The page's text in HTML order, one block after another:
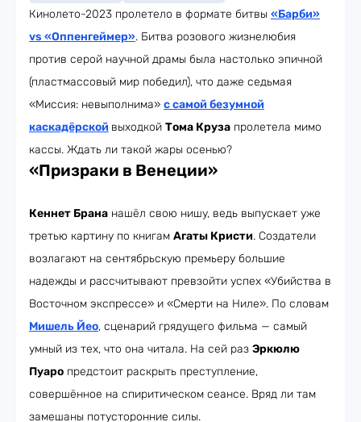
Кинолето-2023 пролетело в формате битвы «Барби»
vs «Оппенгеймер». Битва розового жизнелюбия
против серой научной драмы была настолько эпичной
(пластмассовый мир победил), что даже седьмая
«Миссия: невыполнима» с самой безумной
каскадёрской выходкой Тома Круза пролетела мимо
кассы. Ждать ли такой жары осенью?
«Призраки в Венеции»
Кеннет Брана нашёл свою нишу, ведь выпускает уже
третью картину по книгам Агаты Кристи. Создатели
возлагают на сентябрьскую премьеру большие
надежды и рассчитывают превзойти успех «Убийства в
Восточном экспрессе» и «Смерти на Ниле». По словам
Мишель Йео, сценарий грядущего фильма — самый
умный из тех, что она читала. На сей раз Эркюлю
Пуаро предстоит раскрыть преступление,
совершённое на спиритическом сеансе. Вряд ли там
замешаны потусторонние силы.